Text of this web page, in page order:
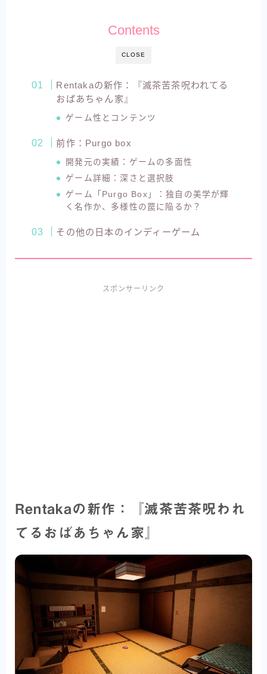
CLOSE
Contents
Rentakaの新作：『滅茶苦茶呪われてる
おばあちゃん家』
ゲーム性とコンテンツ
前作：Purgo box
開発元の実績：ゲームの多面性
ゲーム詳細：深さと選択肢
ゲーム「Purgo Box」：独自の美学が輝
く名作か、多様性の罠に陥るか？
その他の日本のインディーゲーム
スポンサーリンク
Rentakaの新作：『滅茶苦茶呪われ
てるおばあちゃん家』